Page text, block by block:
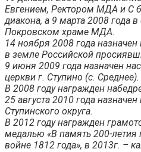
Евгением, Ректором МДА и С
диакона, а 9 марта 2008 года
Покровском храме МДА.
14 ноября 2008 года
в земле Российской
9 июня 2009 года назначен
церкви г. Ступино (с. Среднее).
В 2008 году награжден
25 августа 2010 года
Ступинского округа.
В 2012 году награжден
медалью «В память 200-летия
войне 1812 года», в 2013г. –